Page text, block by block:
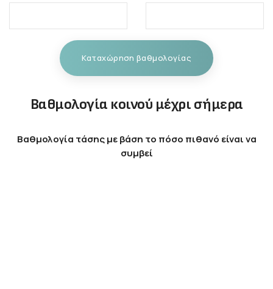
Καταχώρηση βαθμολογίας
Βαθμολογία κοινού μέχρι σήμερα
Βαθμολογία τάσης με βάση το πόσο πιθανό είναι να
συμβεί